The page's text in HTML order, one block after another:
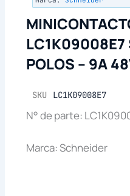
LC1K09008E7
POLOS – 9A
SKU LC1K09008E7
N° de parte:
Marca: Schneider